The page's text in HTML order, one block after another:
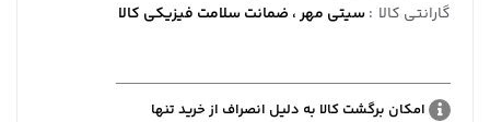
گارانتی کالا :سیتی مهر ، ضمانت سلامت فیزیکی کالا
امکان برگشت کالا به دلیل انصراف از خرید تنها